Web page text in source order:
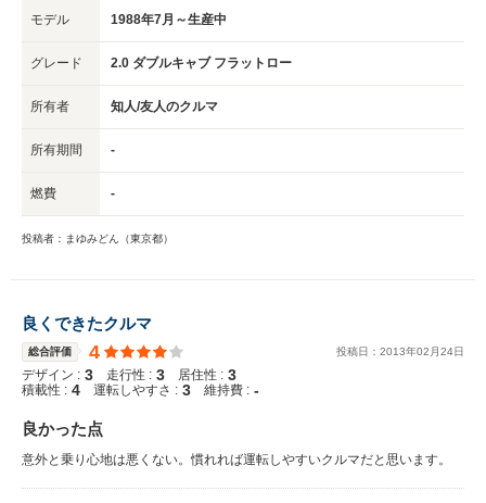
モデル 1988年7月～生産中
グレード 2.0 ダブルキャブ フラットロー
所有者 知人/友人のクルマ
所有期間 -
燃費 -
投稿者：まゆみどん（東京都）
良くできたクルマ
総合評価 4 投稿日： 2013年02 月24日
デザイン : 3 走行性 : 3 居住性 : 3
積載性 : 4 運転しやすさ : 3 維持費 : -
良かった点
意外と乗り心地は悪くない。慣れれば運転しやすいクルマだと思います。